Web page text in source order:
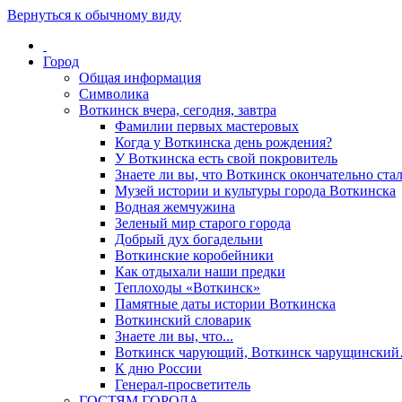
Вернуться к обычному виду
Город
Общая информация
Символика
Воткинск вчера, сегодня, завтра
Фамилии первых мастеровых
Когда у Воткинска день рождения?
У Воткинска есть свой покровитель
Знаете ли вы, что Воткинск окончательно
Музей истории и культуры города Воткинска
Водная жемчужина
Зеленый мир старого города
Добрый дух богадельни
Воткинские коробейники
Как отдыхали наши предки
Теплоходы «Воткинск»
Памятные даты истории Воткинска
Воткинский словарик
Знаете ли вы, что...
Воткинск чарующий, Воткинск
К дню России
Генерал-просветитель